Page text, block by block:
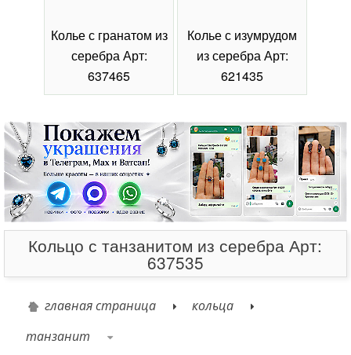
Колье с гранатом из
серебра Арт:
637465
Колье с изумрудом
из серебра Арт:
621435
Кольцо с танзанитом из серебра Арт:
637535
главная страница
кольца
танзанит